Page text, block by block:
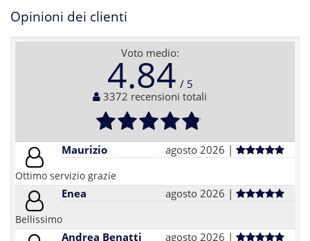
Opinioni dei clienti
Voto medio:
4.84
3372 recensioni totali
Maurizio agosto 2026 |
Ottimo servizio grazie
Enea agosto 2026 |
Bellissimo
Andrea Benatti agosto 2026 |